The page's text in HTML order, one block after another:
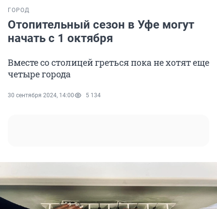
ГОРОД
Отопительный сезон в Уфе могут
начать с 1 октября
Вместе со столицей греться пока не хотят еще
четыре города
30 сентября 2024, 14:00 5 134